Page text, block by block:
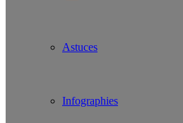
Astuces
Infographies